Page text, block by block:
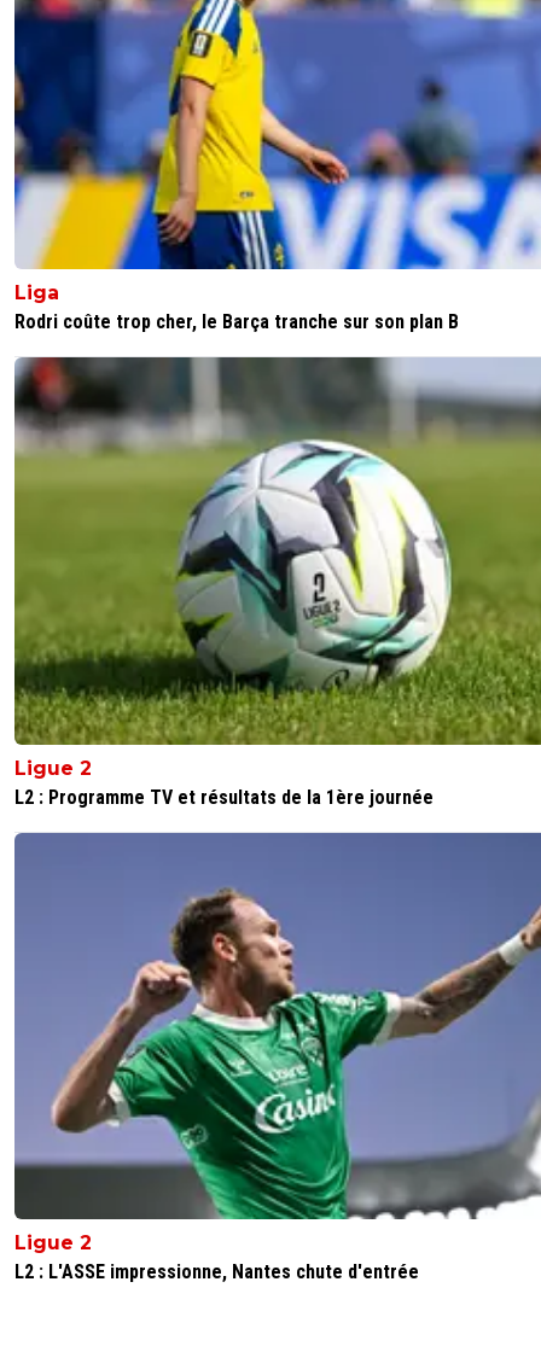
Liga
Rodri coûte trop cher, le Barça tranche sur son plan B
Ligue 2
L2 : Programme TV et résultats de la 1ère journée
Ligue 2
L2 : L'ASSE impressionne, Nantes chute d'entrée